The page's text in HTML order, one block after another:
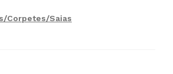
Corpetes/Saias